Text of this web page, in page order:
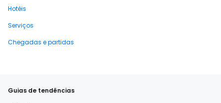
Hotéis
Serviços
Chegadas e partidas
Guias de tendências